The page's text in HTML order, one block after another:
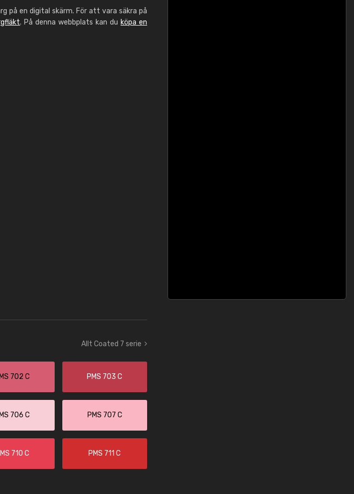
på en digital skärm. För att vara säkra på
. På denna webbplats kan du köpa en
Allt Coated 7 serie
702 C PMS 703 C
706 C PMS 707 C
710 C PMS 711 C